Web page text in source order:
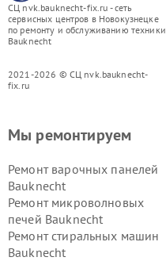
СЦ nvk.bauknecht-fix.ru - сеть
сервисных центров в Новокузнецке
по ремонту и обслуживанию техники
Bauknecht
2021-2026 © СЦ nvk.bauknecht-
fix.ru
Мы ремонтируем
Ремонт варочных панелей
Bauknecht
Ремонт микроволновых
печей Bauknecht
Ремонт стиральных машин
Bauknecht